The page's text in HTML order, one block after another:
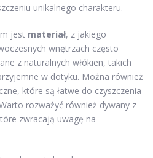
unikalnego charakteru.
jest materiał, z jakiego
wnętrzach często
z naturalnych włókien, takich
w dotyku. Można również
które są łatwe do czyszczenia
rozważyć również dywany z
zwracają uwagę na